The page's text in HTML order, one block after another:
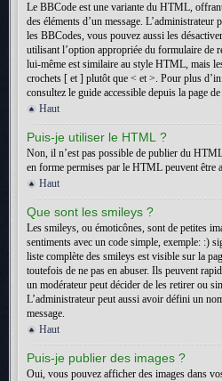
Le BBCode est une variante du HTML,
des éléments d’un message.
les BBCodes, vous pouvez aussi les
utilisant l’option appropriée du formulaire de
lui-même est similaire au style HTML, mais
crochets [ et ] plutôt que < et >. Pour plus
consultez le guide accessible depuis la page
Haut
Puis-je utiliser le HTML ?
Non, il n’est pas possible de publier du
en forme permises par le HTML peuvent être
Haut
Que sont les smileys ?
Les smileys, ou émoticônes, sont de petites
sentiments avec un code simple, exemple: :)
liste complète des smileys est visible sur la
toutefois de ne pas en abuser. Ils peuvent
un modérateur peut décider de les retirer ou
L’administrateur peut aussi avoir défini un
message.
Haut
Puis-je publier des images ?
Oui, vous pouvez afficher des images dans